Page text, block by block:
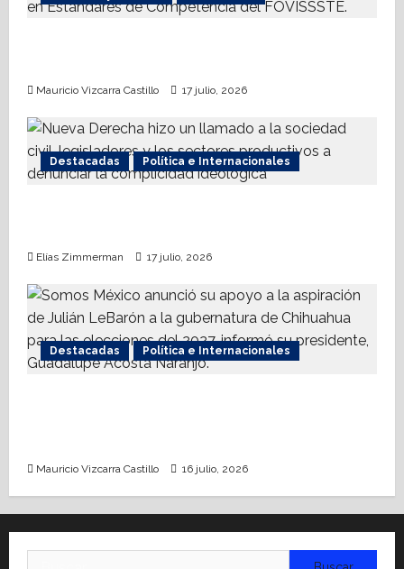
Mauricio Vizcarra Castillo 17 julio, 2026
Destacadas Política e Internacionales
Elías Zimmerman 17 julio, 2026
Destacadas Política e Internacionales
Mauricio Vizcarra Castillo 16 julio, 2026